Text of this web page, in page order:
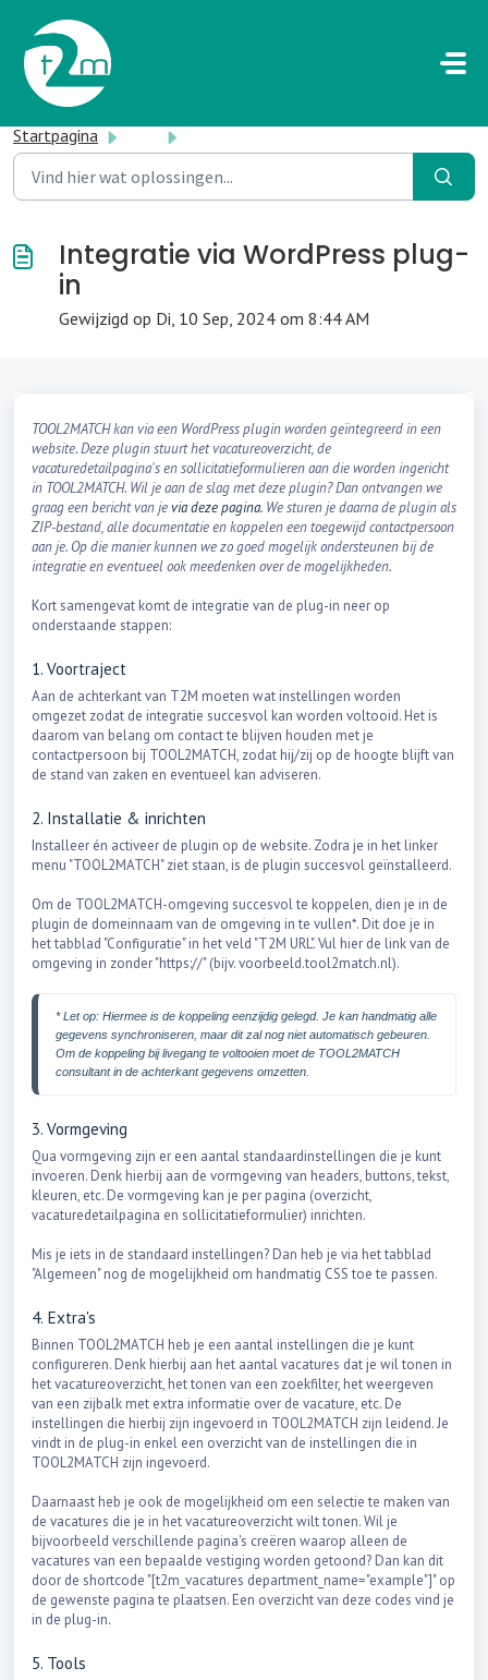
Startpagina
Integratie via WordPress plug-
in
Gewijzigd op Di, 10 Sep, 2024 om 8:44 AM
TOOL2MATCH kan via een WordPress plugin worden geïntegreerd in een
website. Deze plugin stuurt het vacatureoverzicht, de
vacaturedetailpagina's en sollicitatieformulieren aan die worden ingericht
in TOOL2MATCH. Wil je aan de slag met deze plugin? Dan ontvangen we
graag een bericht van jevia deze pagina. We sturen je daarna de plugin als
ZIP-bestand, alle documentatie en koppelen een toegewijd contactpersoon
aan je. Op die manier kunnen we zo goed mogelijk ondersteunen bij de
integratie en eventueel ook meedenken over de mogelijkheden.
Kort samengevat komt de integratie van de plug-in neer op
onderstaande stappen:
1. Voortraject
Aan de achterkant van T2M moeten wat instellingen worden
omgezet zodat de integratie succesvol kan worden voltooid. Het is
daarom van belang om contact te blijven houden met je
contactpersoon bij TOOL2MATCH, zodat hij/zij op de hoogte blijft van
de stand van zaken en eventueel kan adviseren.
2. Installatie & inrichten
Installeer én activeer de plugin op de website. Zodra je in het linker
menu "TOOL2MATCH" ziet staan, is de plugin succesvol geïnstalleerd.
Om de TOOL2MATCH-omgeving succesvol te koppelen, dien je in de
plugin de domeinnaam van de omgeving in te vullen*. Dit doe je in
het tabblad "Configuratie" in het veld "T2M URL". Vul hier de link van de
omgeving in zonder "https://" (bijv. voorbeeld.tool2match.nl).
* Let op: Hiermee is de koppeling eenzijdig gelegd. Je kan handmatig alle
gegevens synchroniseren, maar dit zal nog niet automatisch gebeuren.
Om de koppeling bij livegang te voltooien moet de TOOL2MATCH
consultant in de achterkant gegevens omzetten.
3. Vormgeving
Qua vormgeving zijn er een aantal standaardinstellingen die je kunt
invoeren. Denk hierbij aan de vormgeving van headers, buttons, tekst,
kleuren, etc. De vormgeving kan je per pagina (overzicht,
vacaturedetailpagina en sollicitatieformulier) inrichten.
Mis je iets in de standaard instellingen? Dan heb je via het tabblad
"Algemeen" nog de mogelijkheid om handmatig CSS toe te passen.
4. Extra's
Binnen TOOL2MATCH heb je een aantal instellingen die je kunt
configureren. Denk hierbij aan het aantal vacatures dat je wil tonen in
het vacatureoverzicht, het tonen van een zoekfilter, het weergeven
van een zijbalk met extra informatie over de vacature, etc. De
instellingen die hierbij zijn ingevoerd in TOOL2MATCH zijn leidend. Je
vindt in de plug-in enkel een overzicht van de instellingen die in
TOOL2MATCH zijn ingevoerd.
Daarnaast heb je ook de mogelijkheid om een selectie te maken van
de vacatures die je in het vacatureoverzicht wilt tonen. Wil je
bijvoorbeeld verschillende pagina's creëren waarop alleen de
vacatures van een bepaalde vestiging worden getoond? Dan kan dit
door de shortcode "[t2m_vacatures department_name="example"]" op
de gewenste pagina te plaatsen. Een overzicht van deze codes vind je
in de plug-in.
5. Tools